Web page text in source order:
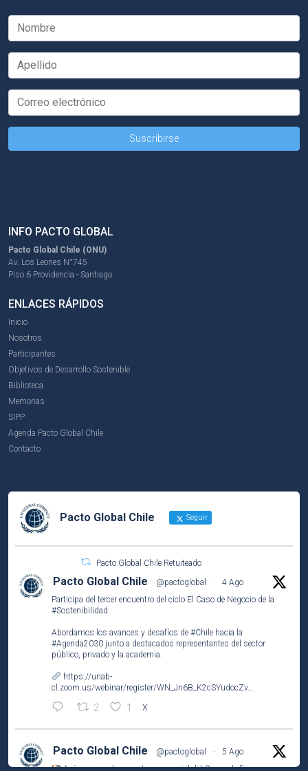
INFO PACTO GLOBAL
Pacto Global Chile (ONU)
Av. Los Leones N°745
Piso 6 Providencia - Santiago
ENLACES RÁPIDOS
Inicio
Nosotros
Participantes
Objetivos de Desarrollo Sostenible
Biblioteca
Memorias
SIPP
Agenda Pacto Global Chile
Contacto
Pacto Global Chile Seguir
Pacto Global Chile Retuiteado
Pacto Global Chile @pactoglobal ·
4 Ago
Participa del tercer encuentro del ciclo El Caso de Negocio de la
#Sostenibilidad
Abordamos los avances y desafíos de #Chile hacia la
#Agenda2030 junto a destacados representantes del sector
público, privado y la academia.
https://unab-
cl.zoom.us/webinar/register/WN_Jn6B_K2cSYudocZv...
2 1 X
Pacto Global Chile @pactoglobal ·
5 Ago
Así vivimos el encuentro presencial del Grupo de Empresas